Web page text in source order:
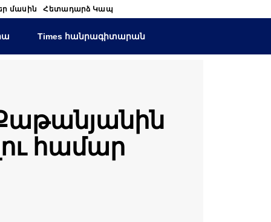
մասին Հետադարձ Կապ
Times հանրագիտարան
համար